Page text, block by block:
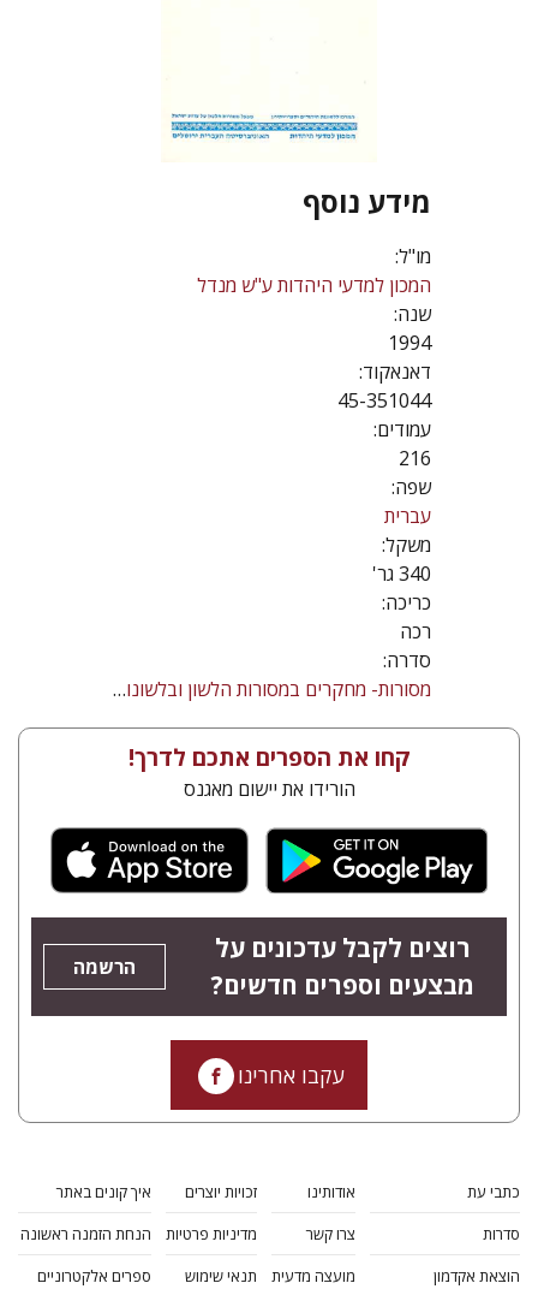
מידע נוסף
מו"ל:
המכון למדעי היהדות ע"ש מנדל
שנה:
1994
דאנאקוד:
45-351044
עמודים:
216
שפה:
עברית
משקל:
340 גר'
כריכה:
רכה
סדרה:
מסורות- מחקרים במסורות הלשון ובלשונות היהודים
קחו את הספרים אתכם לדרך!
הורידו את יישום מאגנס
רוצים לקבל עדכונים על
מבצעים וספרים חדשים?
הרשמה
עקבו אחרינו
כתבי עת
סדרות
הוצאת אקדמון
אודותינו
צרו קשר
מועצה מדעית
זכויות יוצרים
מדיניות פרטיות
תנאי שימוש
איך קונים באתר
הנחת הזמנה ראשונה
ספרים אלקטרוניים